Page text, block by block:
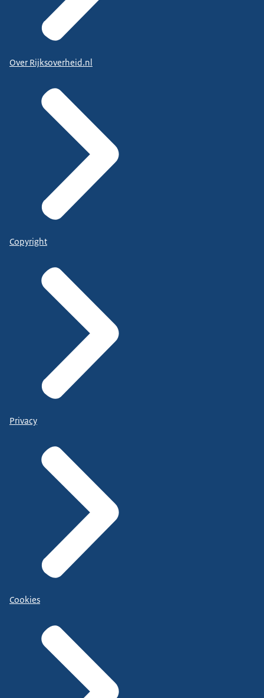
Over Rijksoverheid.nl
Copyright
Privacy
Cookies